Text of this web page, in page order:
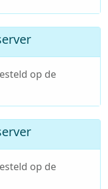
op de
op de